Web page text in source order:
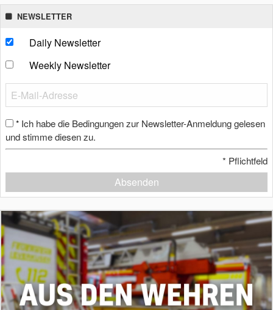
NEWSLETTER
Daily Newsletter
Weekly Newsletter
* Ich habe die Bedingungen zur Newsletter-Anmeldung gelesen
und stimme diesen zu.
* Pflichtfeld
Absenden